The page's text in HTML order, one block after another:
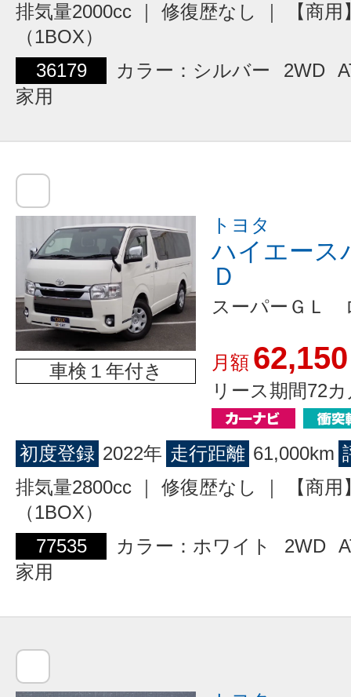
排気量2000cc ｜ 修復歴なし ｜ 【商用
（1BOX）
36179
カラー：シルバー 2WD
家用
車検１年付き
トヨタ
ハイエー
Ｄ
スーパーＧＬ
月額 62,150
リース期間72
初度登録 2022年 走行距離 61,000km
排気量2800cc ｜ 修復歴なし ｜ 【商用
（1BOX）
77535
カラー：ホワイト 2WD
家用